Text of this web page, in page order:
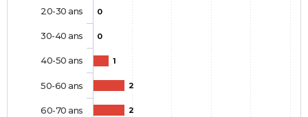
0
0
1
2
2
20-30 ans
30-40 ans
40-50 ans
50-60 ans
60-70 ans